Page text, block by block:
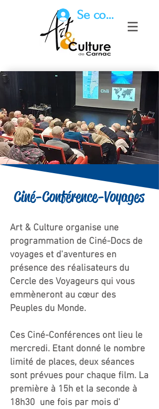
Se connecter
Ciné-Conférence-Voyages
Art & Culture organise une
programmation de Ciné-Docs de
voyages et d'aventures en
présence des réalisateurs du
Cercle des Voyageurs qui vous
emmèneront au cœur des
Peuples du Monde.
Ces Ciné-Conférences ont lieu le
mercredi. Etant donné le nombre
limité de places, deux séances
sont prévues pour chaque film. La
première à 15h et la seconde à
18h30 une fois par mois d'